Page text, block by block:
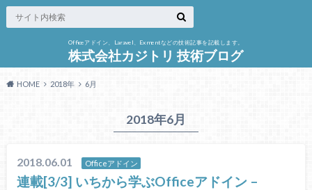
Officeアドイン、Laravel、Exmentなどの技術記事を記載します。
株式会社カジトリ 技術ブログ
HOME 2018年 6月
2018年6月
2018.06.01 Officeアドイン
連載[3/3] いちから学ぶOfficeアドイン –